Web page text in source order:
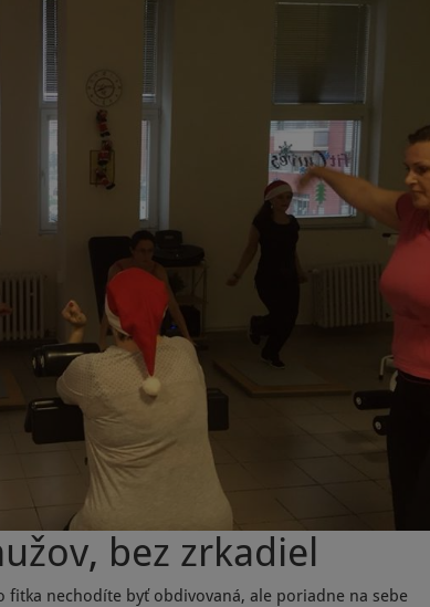
bez zrkadiel
nechodíte byť obdivovaná, ale poriadne na sebe